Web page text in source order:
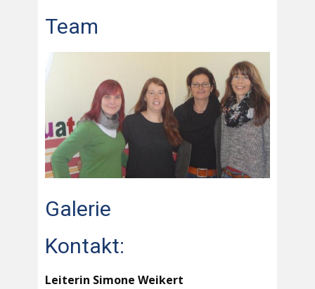
Team
Galerie
Kontakt:
Leiterin Simone Weikert